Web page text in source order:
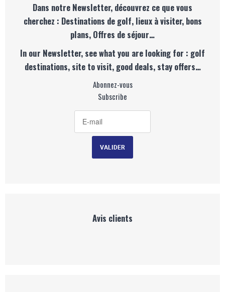
Dans notre Newsletter, découvrez ce que vous
cherchez : Destinations de golf, lieux à visiter, bons
plans, Offres de séjour…
In our Newsletter, see what you are looking for : golf
destinations, site to visit, good deals, stay offers…
Abonnez-vous
Subscribe
Avis clients